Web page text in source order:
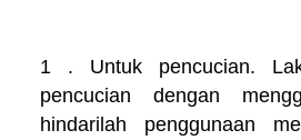
1 . Untuk pencucian.
pencucian dengan
hindarilah penggunaan